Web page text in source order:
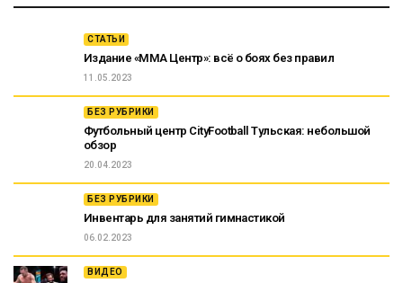
СТАТЬИ
Издание «ММА Центр»: всё о боях без правил
11.05.2023
БЕЗ РУБРИКИ
Футбольный центр CityFootball Тульская: небольшой
обзор
20.04.2023
БЕЗ РУБРИКИ
Инвентарь для занятий гимнастикой
06.02.2023
ВИДЕО